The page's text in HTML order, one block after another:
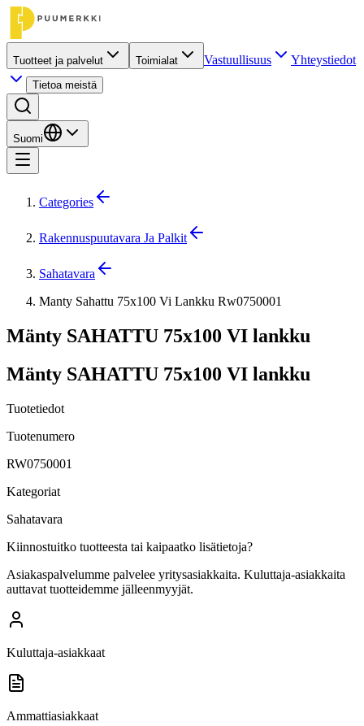
Tuotteet ja palvelut Toimialat Vastuullisuus Yhteystiedot
Tietoa meistä
Suomi
Categories
Rakennuspuutavara Ja Palkit
Sahatavara
Manty Sahattu 75x100 Vi Lankku Rw0750001
Mänty SAHATTU 75x100 VI lankku
Mänty SAHATTU 75x100 VI lankku
Tuotetiedot
Tuotenumero
RW0750001
Kategoriat
Sahatavara
Kiinnostuitko tuotteesta tai kaipaatko lisätietoja?
Asiakaspalvelumme palvelee yritysasiakkaita. Kuluttaja-asiakkaita
auttavat tuotteidemme jälleenmyyjät.
Kuluttaja-asiakkaat
Ammattiasiakkaat